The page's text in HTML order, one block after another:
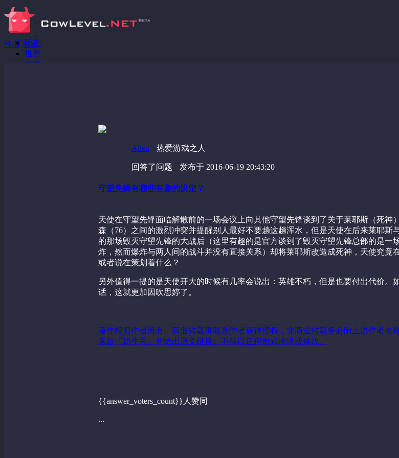
注册 登录
动态
推荐
游戏
Allen 热爱游戏之人
回答了问题 发布于 2016-06-19 20:43:20
守望先锋有哪些有趣的设定？
天使在守望先锋面临解散前的一场会议上向其他守望先锋谈到了关于莱耶斯（死神
森（76）之间的激烈冲突并提醒别人最好不要趟这趟浑水，但是天使在后来莱耶斯
的那场毁灭守望先锋的大战后（这里有趣的是官方谈到了毁灭守望先锋总部的是一
炸，然而爆炸与两人间的战斗并没有直接关系）却将莱耶斯改造成死神，天使究竟
或者说在策划着什么？
另外值得一提的是天使开大的时候有几率会说出：英雄不朽，但是也要付出代价。
话，这就更加因吹思婷了。
著作权归作者所有。商业转载请联系作者获得授权，非商业转载务必附上原作者名
来自「奶牛关」并给出原文链接。不得以任何形式演绎或修改。
{{answer_voters_count}}人赞同
...